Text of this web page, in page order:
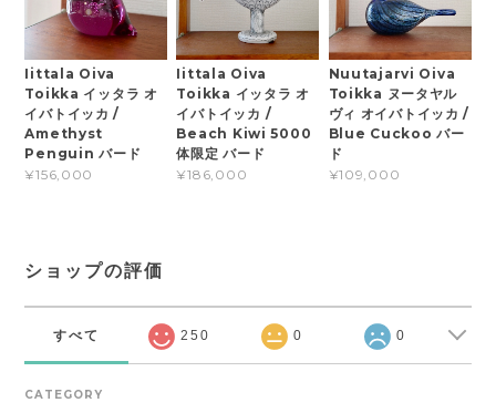
Iittala Oiva
Toikka イッタラ オ
イバトイッカ /
Amethyst
Penguin バード
¥156,000
Iittala Oiva
Toikka イッタラ オ
イバトイッカ /
Beach Kiwi 5000
体限定 バード
¥186,000
Nuutajarvi Oiva
Toikka ヌータヤル
ヴィ オイバトイッカ /
Blue Cuckoo バー
ド
¥109,000
ショップの評価
すべて 250 0 0
CATEGORY